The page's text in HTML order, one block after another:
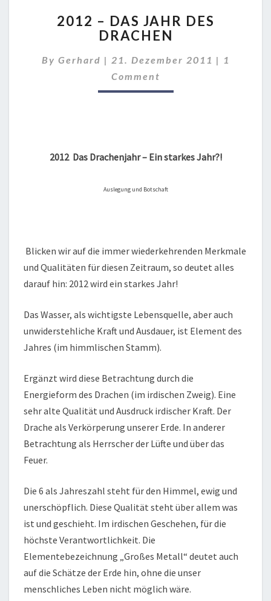
–
DAS
DES
DRACHEN
2012 – DAS JAHR DES
DRACHEN
By Gerhard | 21. Dezember 2011 | 1
Comment
2012 Das Drachenjahr – Ein starkes Jahr?!
Auslegung und Botschaft
Blicken wir auf die immer wiederkehrenden Merkmale
und Qualitäten für diesen Zeitraum, so deutet alles
darauf hin: 2012 wird ein starkes Jahr!
Das Wasser, als wichtigste Lebensquelle, aber auch
unwiderstehliche Kraft und Ausdauer, ist Element des
Jahres (im himmlischen Stamm).
Ergänzt wird diese Betrachtung durch die
Energieform des Drachen (im irdischen Zweig). Eine
sehr alte Qualität und Ausdruck irdischer Kraft. Der
Drache als Verkörperung unserer Erde. In anderer
Betrachtung als Herrscher der Lüfte und über das
Feuer.
Die 6 als Jahreszahl steht für den Himmel, ewig und
unerschöpflich. Diese Qualität steht über allem was
ist und geschieht. Im irdischen Geschehen, für die
höchste Verantwortlichkeit. Die
Elementebezeichnung „Großes Metall“ deutet auch
auf die Schätze der Erde hin, ohne die unser
menschliches Leben nicht möglich wäre.